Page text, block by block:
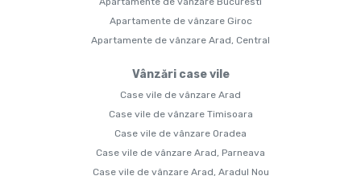
Apartamente de vânzare Giroc
Apartamente de vânzare Arad, Central
Vânzări case vile
Case vile de vânzare Arad
Case vile de vânzare Timisoara
Case vile de vânzare Oradea
Case vile de vânzare Arad, Parneava
Case vile de vânzare Arad, Aradul Nou